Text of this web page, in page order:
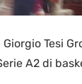
Tesi
A2 di